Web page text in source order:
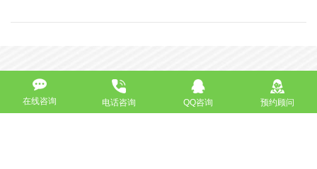
高端网站定制 响应式网站
在线咨询 电话咨询 QQ咨询 预约顾问